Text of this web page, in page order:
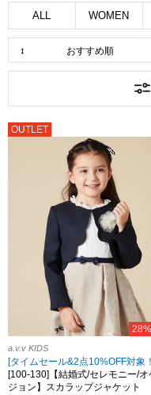
ALL WOMEN
OUTLET
a.v.v KIDS
[100-130]【結婚式/セレモニー/オ
ジョン】スカラップジャケット